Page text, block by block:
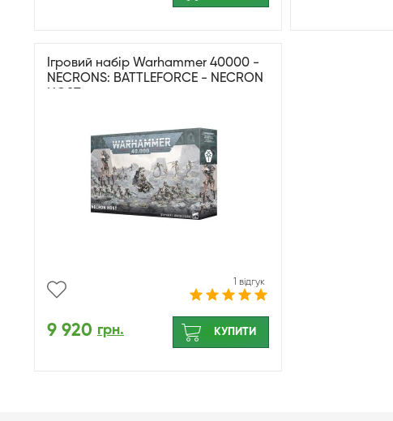
Ігровий набір Warhammer 40000 -
NECRONS: BATTLEFORCE - NECRON
1 відгук
9 920 грн. КУПИТИ